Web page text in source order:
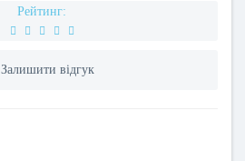
Рейтинг:
Залишити відгук